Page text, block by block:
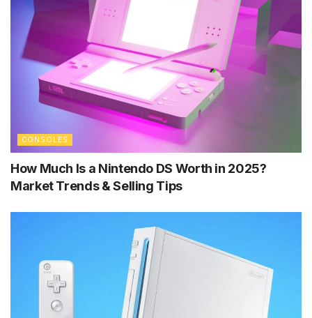
CONSOLES
How Much Is a Nintendo DS Worth in 2025?
Market Trends & Selling Tips